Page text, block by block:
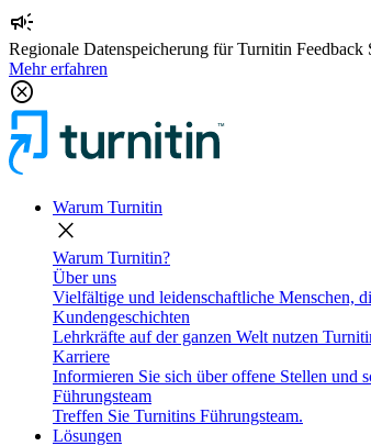
campaign
Regionale Datenspeicherung für Turnitin
Mehr erfahren
cancel
Warum Turnitin
close
Warum Turnitin?
Über uns
Vielfältige und leidenschaftliche Menschen,
Kundengeschichten
Lehrkräfte auf der ganzen Welt nutzen
Karriere
Informieren Sie sich über offene Stellen und
Führungsteam
Treffen Sie Turnitins Führungsteam.
Lösungen